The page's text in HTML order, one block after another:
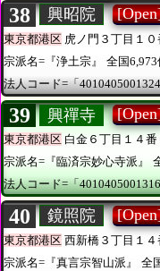
38 興昭院
東京都港区 虎ノ門３丁目１
宗派名=『浄土宗』
全国
法人コード=「
39 興禪寺
東京都港区 白金６丁目１４番
宗派名=『臨済宗妙心寺派』
法人コード=「
40 鏡照院
東京都港区 西新橋３丁目１４
宗派名=『真言宗智山派』
全